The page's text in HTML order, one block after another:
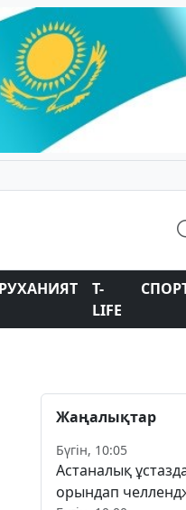
РУХАНИЯТ
T-
LIFE
Жаңалықтар
Бүгін, 10:05
Астаналық
орындап